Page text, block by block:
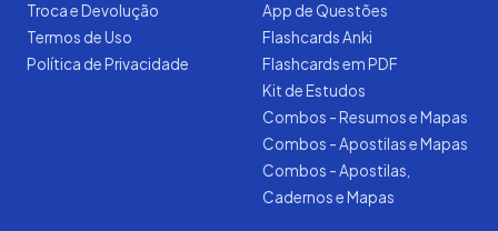
Troca e Devolução
Termos de Uso
Política de Privacidade
App de Questões
Flashcards Anki
Flashcards em PDF
Kit de Estudos
Combos - Resumos e Mapas
Combos - Apostilas e Mapas
Combos - Apostilas,
Cadernos e Mapas